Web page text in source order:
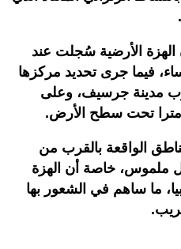
الهزة الأرضية سُجلت عند
و51 دقيقة مساء، فيما جرى تحديد مركزها
غرب مدينة جرسيف، وعلى
الواقعة بالقرب من
ملموس، خاصة أن الهزة
ما ساهم في الشعور بها